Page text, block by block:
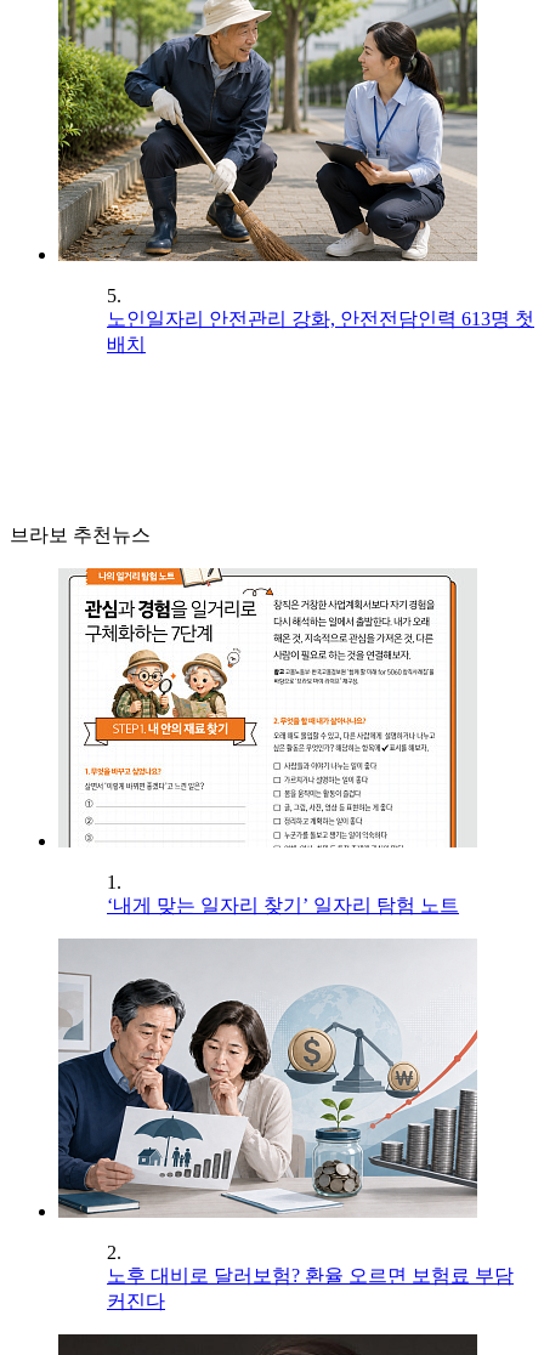
5.
노인일자리 안전관리 강화, 안전전담인력 613명 첫
배치
브라보 추천뉴스
1.
‘내게 맞는 일자리 찾기’ 일자리 탐험 노트
2.
노후 대비로 달러보험? 환율 오르면 보험료 부담
커진다